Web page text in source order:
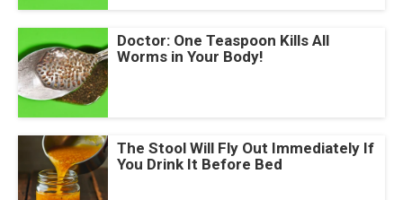
Doctor: One Teaspoon Kills All
Worms in Your Body!
The Stool Will Fly Out Immediately If
You Drink It Before Bed